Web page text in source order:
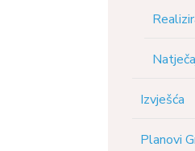
Izvješća
Planovi